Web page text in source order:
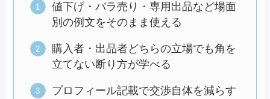
値下げ・バラ売り・専用出品など場面
別の例文をそのまま使える
購入者・出品者どちらの立場でも角を
立てない断り方が学べる
プロフィール記載で交渉自体を減らす